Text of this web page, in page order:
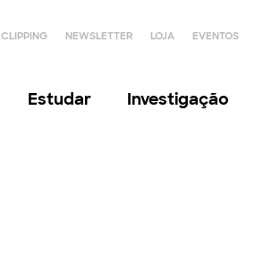
CLIPPING NEWSLETTER LOJA EVENTOS
Estudar Investigação